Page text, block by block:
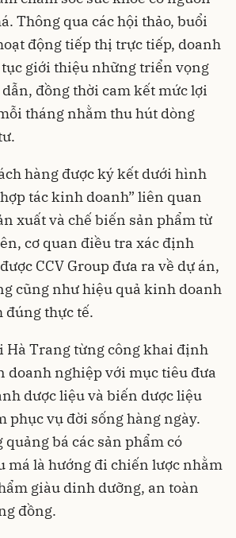
Thông qua các hội thảo, buổi
động tiếp thị trực tiếp, doanh
giới thiệu những triển vọng
đồng thời cam kết mức lợi
tháng nhằm thu hút dòng
hàng được ký kết dưới hình
tác kinh doanh” liên quan
xuất và chế biến sản phẩm từ
cơ quan điều tra xác định
CCV Group đưa ra về dự án,
cũng như hiệu quả kinh doanh
đúng thực tế.
Hà Trang từng công khai định
doanh nghiệp với mục tiêu đưa
dược liệu và biến dược liệu
phục vụ đời sống hàng ngày.
quảng bá các sản phẩm có
má là hướng đi chiến lược nhằm
giàu dinh dưỡng, an toàn
đồng.